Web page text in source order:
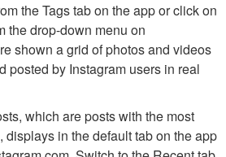
the Tags tab on the app or click on
the drop-down menu on
shown a grid of photos and videos
posted by Instagram users in real
which are posts with the most
displays in the default tab on the app